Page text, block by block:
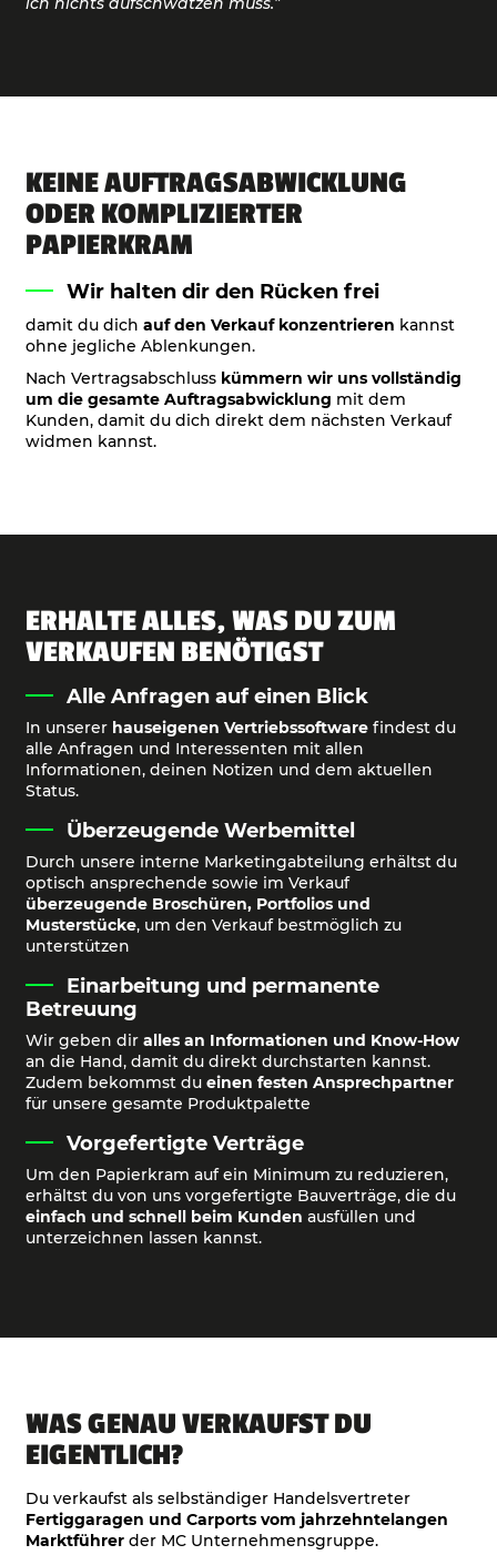
KEINE AUFTRAGSABWICKLUNG
ODER KOMPLIZIERTER
PAPIERKRAM
Wir halten dir den Rücken frei
damit du dich auf den Verkauf konzentrieren kannst
ohne jegliche Ablenkungen.
Nach Vertragsabschluss kümmern wir uns vollständig
um die gesamte Auftragsabwicklung mit dem
Kunden, damit du dich direkt dem nächsten Verkauf
widmen kannst.
ERHALTE ALLES, WAS DU ZUM
VERKAUFEN BENÖTIGST
Alle Anfragen auf einen Blick
In unserer hauseigenen Vertriebssoftware findest du
alle Anfragen und Interessenten mit allen
Informationen, deinen Notizen und dem aktuellen
Status.
Überzeugende Werbemittel
Durch unsere interne Marketingabteilung erhältst du
optisch ansprechende sowie im Verkauf
überzeugende Broschüren, Portfolios und
Musterstücke, um den Verkauf bestmöglich zu
unterstützen
Einarbeitung und permanente
Betreuung
Wir geben dir alles an Informationen und Know-How
an die Hand, damit du direkt durchstarten kannst.
Zudem bekommst du einen festen Ansprechpartner
für unsere gesamte Produktpalette
Vorgefertigte Verträge
Um den Papierkram auf ein Minimum zu reduzieren,
erhältst du von uns vorgefertigte Bauverträge, die du
einfach und schnell beim Kunden ausfüllen und
unterzeichnen lassen kannst.
WAS GENAU VERKAUFST DU
EIGENTLICH?
Du verkaufst als selbständiger Handelsvertreter
Fertiggaragen und Carports vom jahrzehntelangen
Marktführer der MC Unternehmensgruppe.